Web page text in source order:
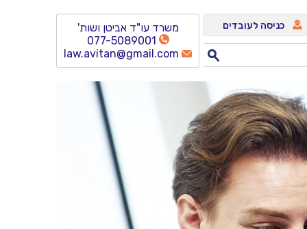
משרד עו"ד אביטן ושות'
077-5089001
law.avitan@gmail.com
כניסה לעובדים